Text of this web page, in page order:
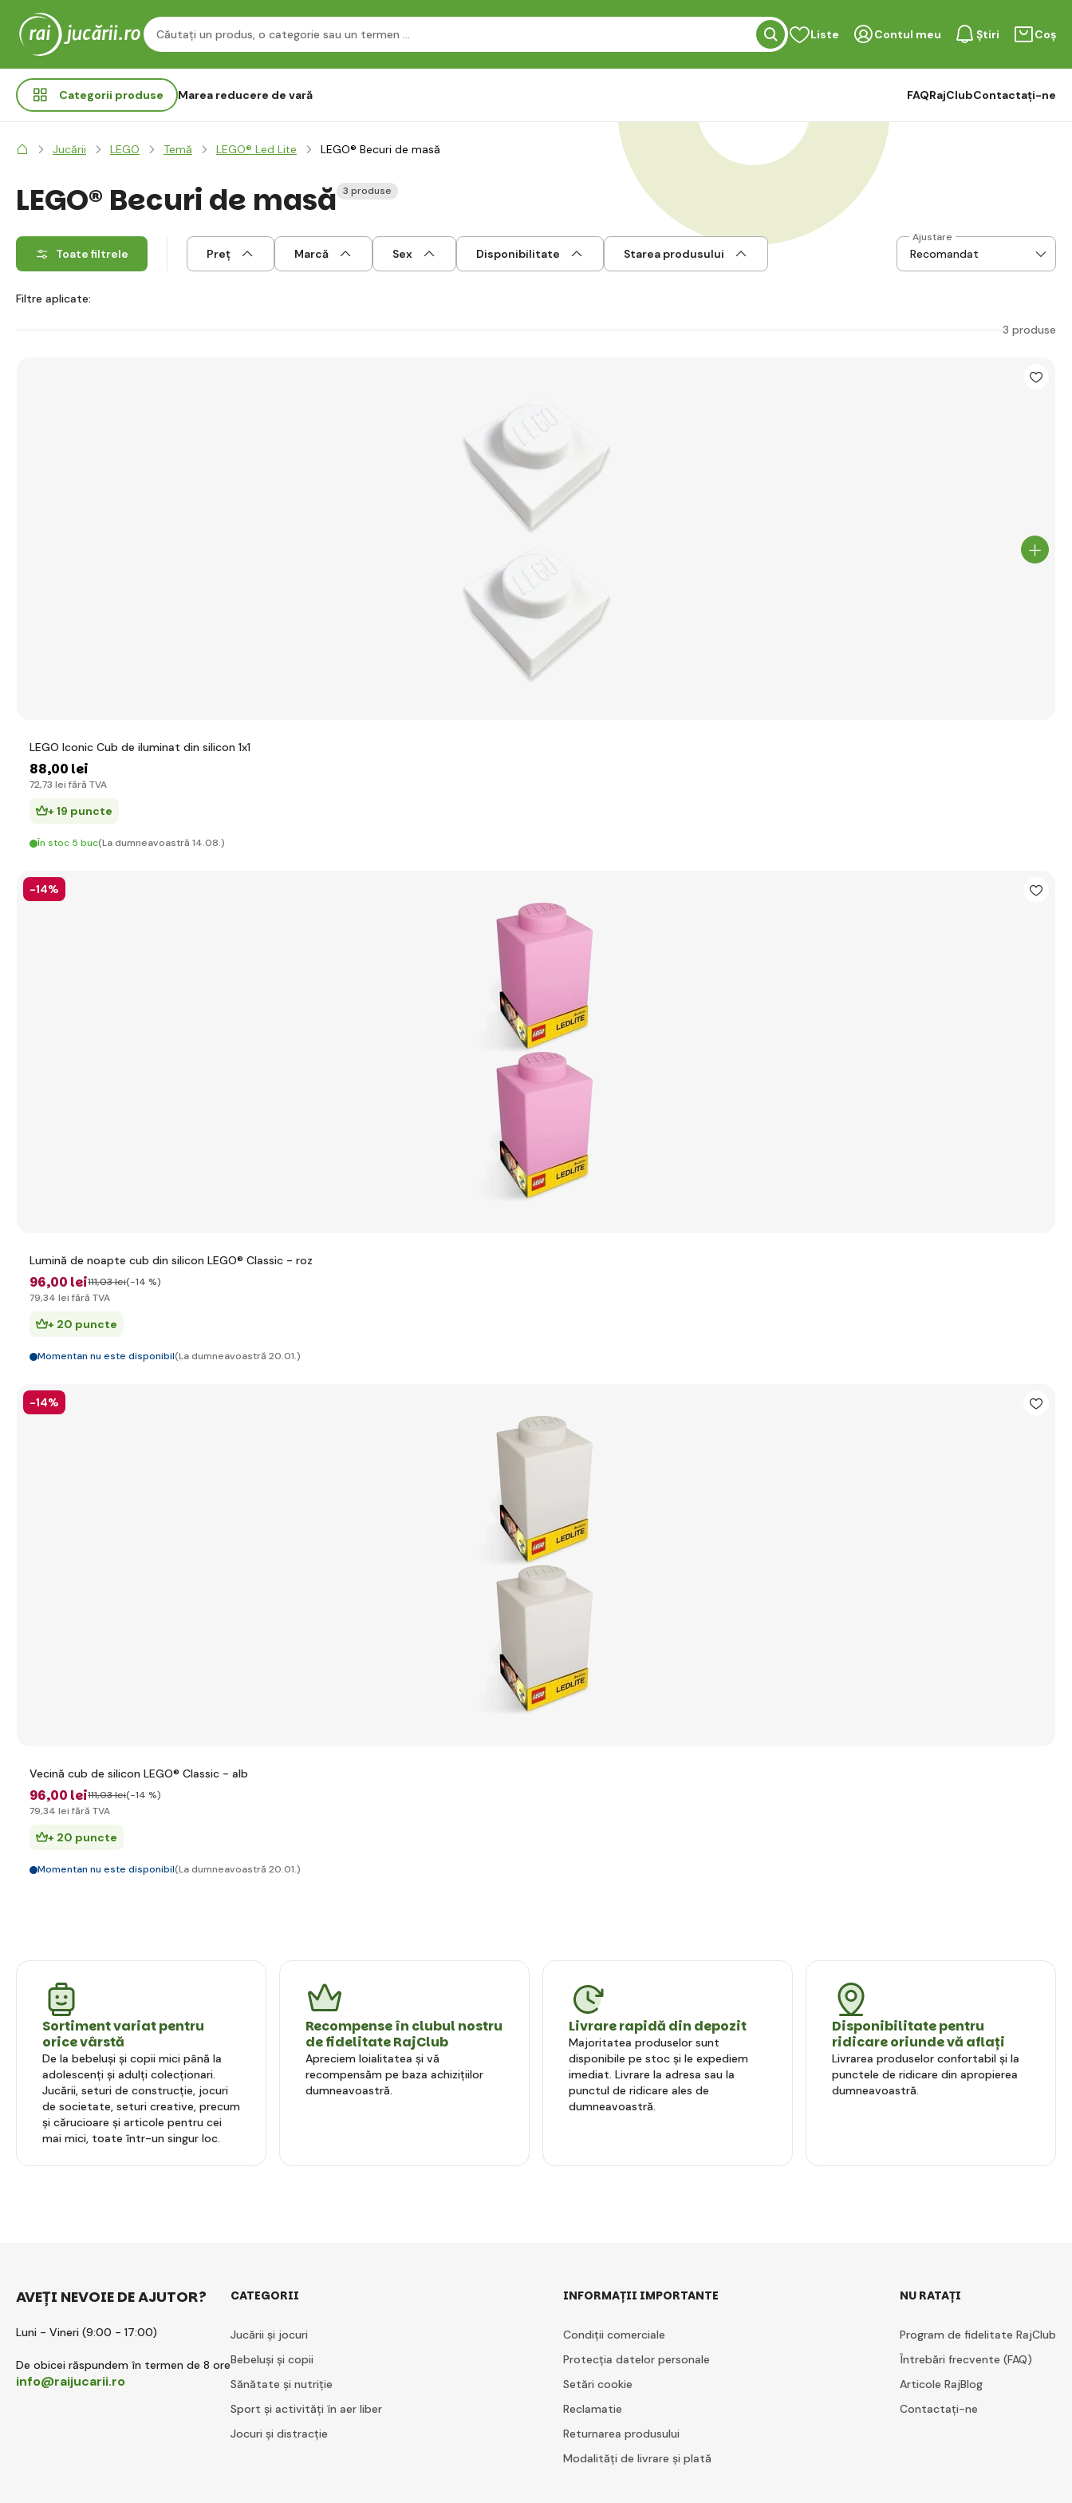
Liste Contul meu Știri Coș
Categorii produse Marea reducere de vară FAQRajClubContactați-ne
Jucării LEGO Temă LEGO® Led Lite LEGO® Becuri de masă
LEGO® Becuri de masă 3 produse
Toate filtrele Preț Marcă Sex Disponibilitate Starea produsului
Ajustare
Filtre aplicate:
3 produse
LEGO Iconic Cub de iluminat din silicon 1x1
88,00 lei
72,73 lei fără TVA
+ 19 puncte
În stoc 5 buc(La dumneavoastră 14.08.)
-14%
Lumină de noapte cub din silicon LEGO® Classic - roz
96,00 lei111,03 lei(-14 %)
79,34 lei fără TVA
+ 20 puncte
Momentan nu este disponibil(La dumneavoastră 20.01.)
-14%
Vecină cub de silicon LEGO® Classic - alb
96,00 lei111,03 lei(-14 %)
79,34 lei fără TVA
+ 20 puncte
Momentan nu este disponibil(La dumneavoastră 20.01.)
Sortiment variat pentru
orice vârstă
De la bebeluși și copii mici până la
adolescenți și adulți colecționari.
Jucării, seturi de construcție, jocuri
de societate, seturi creative, precum
și cărucioare și articole pentru cei
mai mici, toate într-un singur loc.
Recompense în clubul nostru
de fidelitate RajClub
Apreciem loialitatea și vă
recompensăm pe baza achizițiilor
dumneavoastră.
Livrare rapidă din depozit
Majoritatea produselor sunt
disponibile pe stoc și le expediem
imediat. Livrare la adresa sau la
punctul de ridicare ales de
dumneavoastră.
Disponibilitate pentru
ridicare oriunde vă aflați
Livrarea produselor confortabil și la
punctele de ridicare din apropierea
dumneavoastră.
AVEȚI NEVOIE DE AJUTOR?
Luni - Vineri (9:00 - 17:00)
De obicei răspundem în termen de 8 ore
info@raijucarii.ro
CATEGORII
Jucării și jocuri
Bebeluși și copii
Sănătate și nutriție
Sport și activități în aer liber
Jocuri și distracție
INFORMAȚII IMPORTANTE
Condiții comerciale
Protecția datelor personale
Setări cookie
Reclamatie
Returnarea produsului
Modalități de livrare și plată
NU RATAȚI
Program de fidelitate RajClub
Întrebări frecvente (FAQ)
Articole RajBlog
Contactați-ne